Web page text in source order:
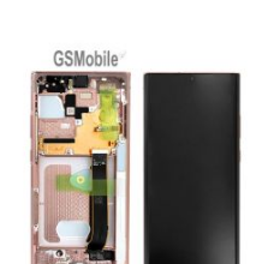
LISTA
DE
DESEJOS
COMPARAÇÃO